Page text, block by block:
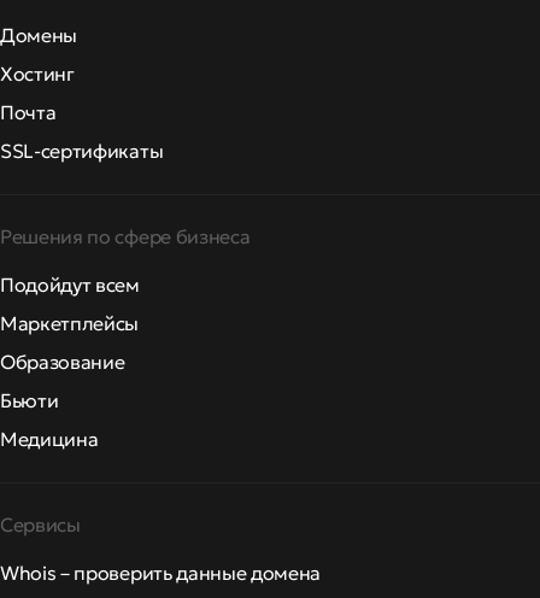
Домены
Хостинг
Почта
SSL-сертификаты
Решения по сфере бизнеса
Подойдут всем
Маркетплейсы
Образование
Бьюти
Медицина
Сервисы
Whois – проверить данные домена